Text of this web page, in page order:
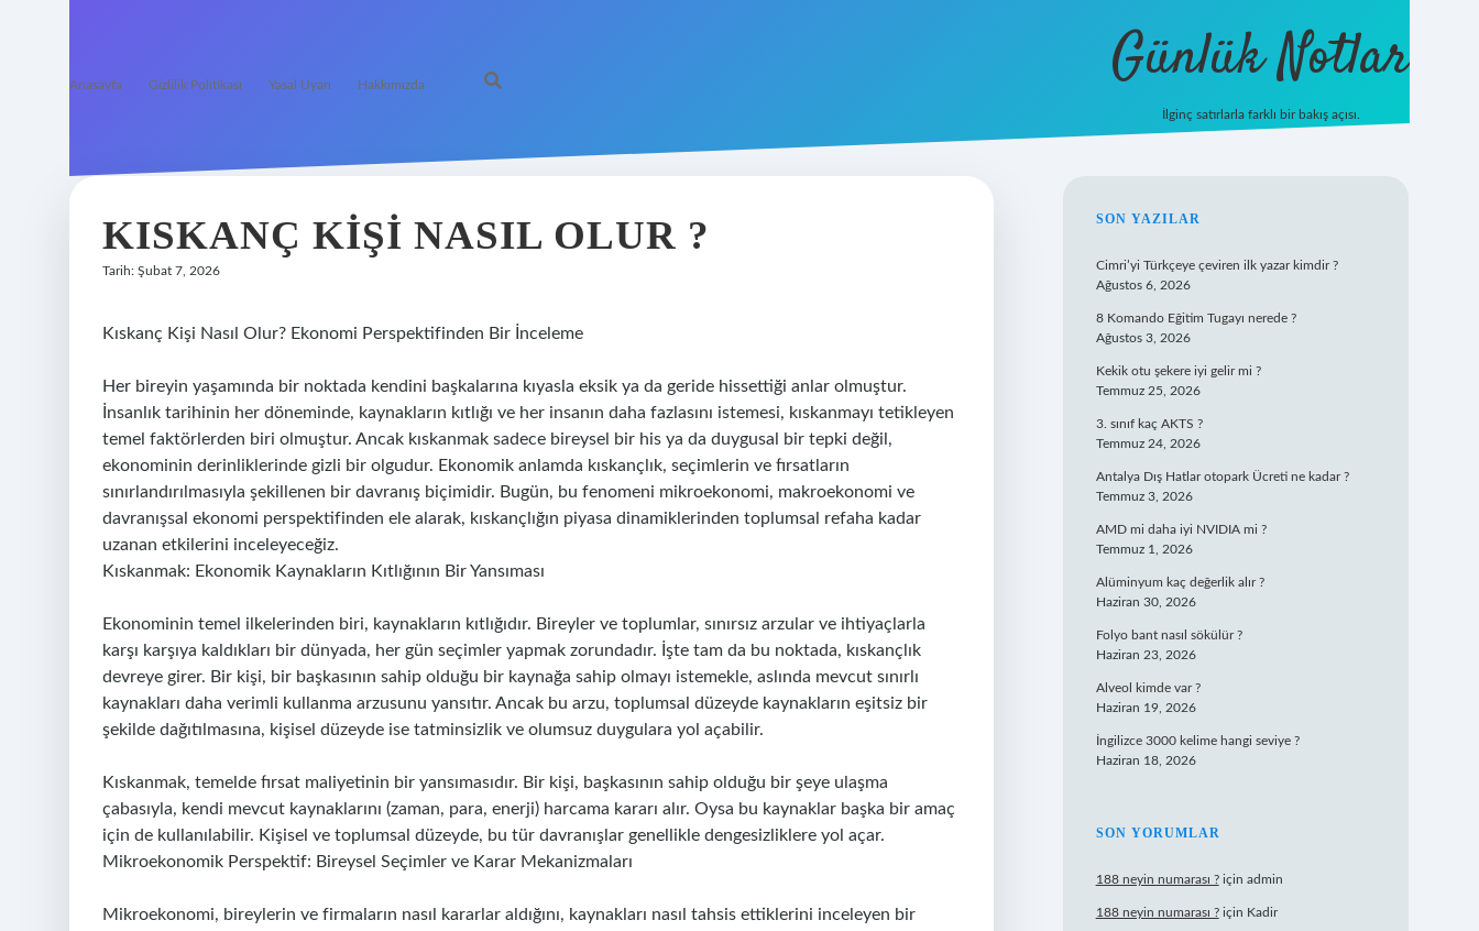
Anasayfa Gizlilik Politikası Yasal Uyarı Hakkımızda Günlük Notlar
İlginç satırlarla farklı bir bakış açısı.
KISKANÇ KIŞI NASIL OLUR ?
Tarih: Şubat 7, 2026
Kıskanç Kişi Nasıl Olur? Ekonomi Perspektifinden Bir İnceleme
Her bireyin yaşamında bir noktada kendini başkalarına kıyasla eksik ya da geride hissettiği anlar olmuştur.
İnsanlık tarihinin her döneminde, kaynakların kıtlığı ve her insanın daha fazlasını istemesi, kıskanmayı tetikleyen
temel faktörlerden biri olmuştur. Ancak kıskanmak sadece bireysel bir his ya da duygusal bir tepki değil,
ekonominin derinliklerinde gizli bir olgudur. Ekonomik anlamda kıskançlık, seçimlerin ve fırsatların
sınırlandırılmasıyla şekillenen bir davranış biçimidir. Bugün, bu fenomeni mikroekonomi, makroekonomi ve
davranışsal ekonomi perspektifinden ele alarak, kıskançlığın piyasa dinamiklerinden toplumsal refaha kadar
uzanan etkilerini inceleyeceğiz.
Kıskanmak: Ekonomik Kaynakların Kıtlığının Bir Yansıması
Ekonominin temel ilkelerinden biri, kaynakların kıtlığıdır. Bireyler ve toplumlar, sınırsız arzular ve ihtiyaçlarla
karşı karşıya kaldıkları bir dünyada, her gün seçimler yapmak zorundadır. İşte tam da bu noktada, kıskançlık
devreye girer. Bir kişi, bir başkasının sahip olduğu bir kaynağa sahip olmayı istemekle, aslında mevcut sınırlı
kaynakları daha verimli kullanma arzusunu yansıtır. Ancak bu arzu, toplumsal düzeyde kaynakların eşitsiz bir
şekilde dağıtılmasına, kişisel düzeyde ise tatminsizlik ve olumsuz duygulara yol açabilir.
Kıskanmak, temelde fırsat maliyetinin bir yansımasıdır. Bir kişi, başkasının sahip olduğu bir şeye ulaşma
çabasıyla, kendi mevcut kaynaklarını (zaman, para, enerji) harcama kararı alır. Oysa bu kaynaklar başka bir amaç
için de kullanılabilir. Kişisel ve toplumsal düzeyde, bu tür davranışlar genellikle dengesizliklere yol açar.
Mikroekonomik Perspektif: Bireysel Seçimler ve Karar Mekanizmaları
Mikroekonomi, bireylerin ve firmaların nasıl kararlar aldığını, kaynakları nasıl tahsis ettiklerini inceleyen bir
SIDEBAR
SON YAZILAR
Cimri’yi Türkçeye çeviren ilk yazar kimdir ?
Ağustos 6, 2026
8 Komando Eğitim Tugayı nerede ?
Ağustos 3, 2026
Kekik otu şekere iyi gelir mi ?
Temmuz 25, 2026
3. sınıf kaç AKTS ?
Temmuz 24, 2026
Antalya Dış Hatlar otopark Ücreti ne kadar ?
Temmuz 3, 2026
AMD mi daha iyi NVIDIA mi ?
Temmuz 1, 2026
Alüminyum kaç değerlik alır ?
Haziran 30, 2026
Folyo bant nasıl sökülür ?
Haziran 23, 2026
Alveol kimde var ?
Haziran 19, 2026
İngilizce 3000 kelime hangi seviye ?
Haziran 18, 2026
SON YORUMLAR
188 neyin numarası ?için admin
188 neyin numarası ?için Kadir